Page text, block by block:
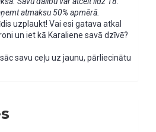
atmaksu 50% apmērā.
uzplaukt! Vai esi gatava atkal
un iet kā Karaliene savā dzīvē?
savu ceļu uz jaunu, pārliecinātu